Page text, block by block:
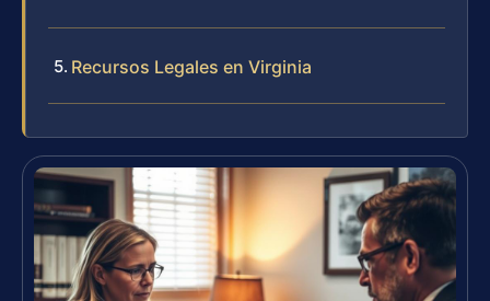
Recursos Legales en Virginia